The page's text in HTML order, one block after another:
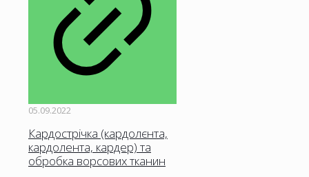
05.09.2022
Кардострічка (кардолєнта,
кардолента, кардер) та
обробка ворсових тканин